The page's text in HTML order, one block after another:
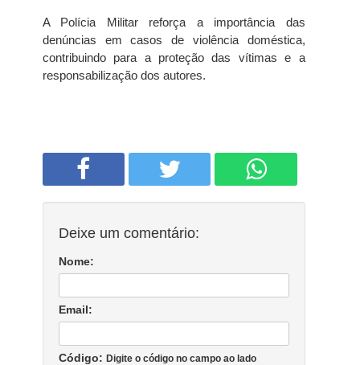
A Polícia Militar reforça a importância das
denúncias em casos de violência doméstica,
contribuindo para a proteção das vítimas e a
responsabilização dos autores.
Deixe um comentário:
Nome:
Email:
Código: Digite o código no campo ao lado